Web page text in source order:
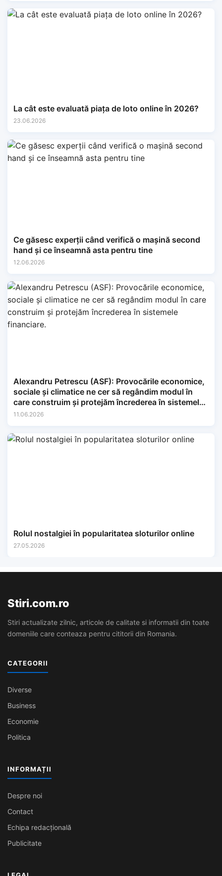
La cât este evaluată piața de loto online în 2026?
23.06.2026
Ce găsesc experții când verifică o mașină second
hand și ce înseamnă asta pentru tine
12.06.2026
Alexandru Petrescu (ASF): Provocările economice,
sociale și climatice ne cer să regândim modul în
care construim și protejăm încrederea în sistemele
financiare.
11.06.2026
Rolul nostalgiei în popularitatea sloturilor online
27.05.2026
Stiri.com.ro
Stiri actualizate zilnic, articole de calitate si informatii din toate
domeniile care conteaza pentru cititorii din Romania.
CATEGORII
Diverse
Business
Economie
Politica
INFORMAȚII
Despre noi
Contact
Echipa redacțională
Publicitate